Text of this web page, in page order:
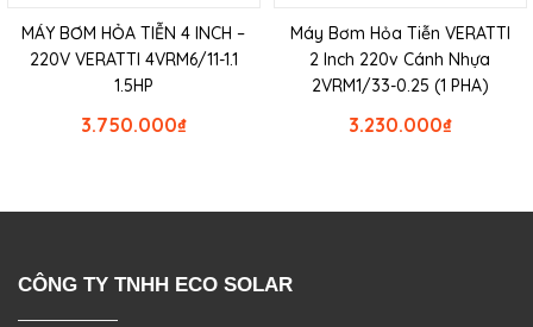
MÁY BƠM HỎA TIỄN 4 INCH –
220V VERATTI 4VRM6/11-1.1
1.5HP
₫
3.750.000
Máy Bơm Hỏa Tiễn VERATTI
2 Inch 220v Cánh Nhựa
2VRM1/33-0.25 (1 PHA)
₫
3.230.000
CÔNG TY TNHH ECO SOLAR